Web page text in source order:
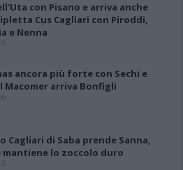
con Pisano e arriva anche
Cus Cagliari con Piroddi,
e Nenna
ancora più forte con Sechi e
Macomer arriva Bonfigli
Cagliari di Saba prende Sanna,
mantiene lo zoccolo duro